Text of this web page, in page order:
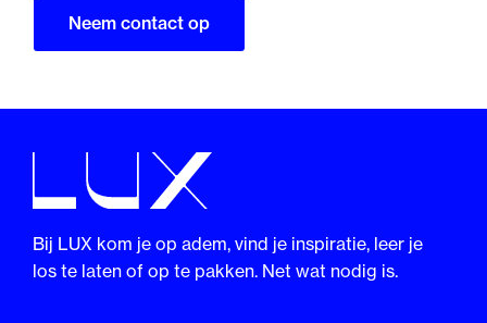
Neem contact op
Bij LUX kom je op adem, vind je inspiratie, leer je
los te laten of op te pakken. Net wat nodig is.